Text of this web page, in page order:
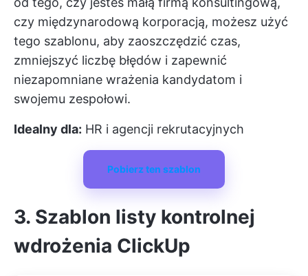
czy międzynarodową korporacją, możesz użyć
tego szablonu, aby zaoszczędzić czas,
zmniejszyć liczbę błędów i zapewnić
niezapomniane wrażenia kandydatom i
swojemu zespołowi.
Idealny dla: HR i agencji rekrutacyjnych
Pobierz ten szablon
3. Szablon listy kontrolnej
wdrożenia ClickUp